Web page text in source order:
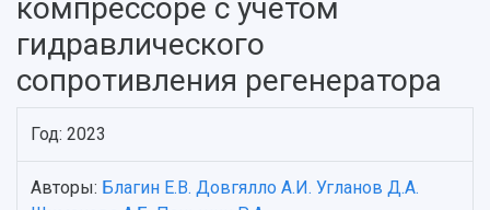
НАЗАД
История
Главные новости
Почему я выбираю Самарский университет?
Основные научные направления
компрессоре с учётом
гидравлического
сопротивления регенератора
Год: 2023
Авторы: Благин Е.В. Довгялло А.И. Угланов Д.А.